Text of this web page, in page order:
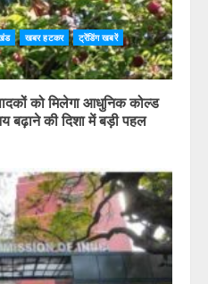
खबर हटकर
ट्रेंडिंग खबरें
को मिलेगा आधुनिक कोल्ड
बढ़ाने की दिशा में बड़ी पहल